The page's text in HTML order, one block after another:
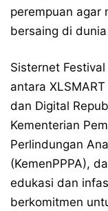
perempuan agar
bersaing di
Sisternet
antara
dan Digital
Kementerian
Perlindungan
(KemenPPPA),
edukasi dan
berkomitmen